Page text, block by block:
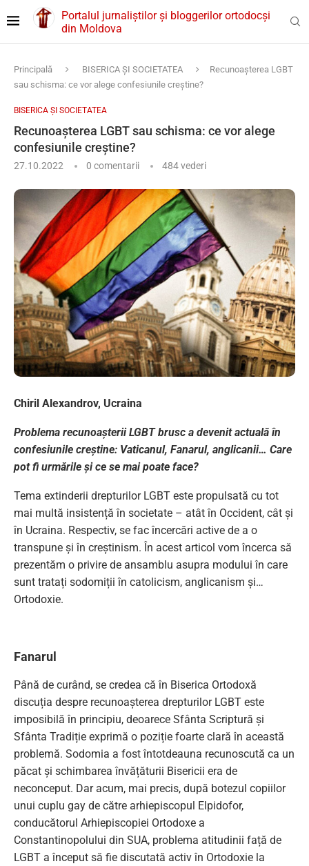
Portalul jurnaliștilor și bloggerilor ortodocși
din Moldova
Principală BISERICA ȘI SOCIETATEA
Recunoașterea LGBT
sau schisma: ce vor alege confesiunile creștine?
BISERICA ȘI SOCIETATEA
Recunoașterea LGBT sau schisma: ce vor alege
confesiunile creștine?
27.10.2022 0 comentarii 484vederi
Chiril Alexandrov, Ucraina
Problema recunoașterii LGBT brusc a devenit actuală în
confesiunile creștine: Vaticanul, Fanarul, anglicanii… Care
pot fi urmările și ce se mai poate face?
Tema extinderii drepturilor LGBT este propulsată cu tot
mai multă insistență în societate – atât în ​​Occident, cât și
în Ucraina. Respectiv, se fac încercări active de a o
transpune și în creștinism. În acest articol vom încerca să
prezentăm o privire de ansamblu asupra modului în care
sunt tratați sodomiții în catolicism, anglicanism și…
Ortodoxie.
Fanarul
Până de curând, se credea că în Biserica Ortodoxă
discuția despre recunoașterea drepturilor LGBT este
imposibilă în principiu, deoarece Sfânta Scriptură și
Sfânta Tradiție exprimă o poziție foarte clară în această
problemă. Sodomia a fost întotdeauna recunoscută ca un
păcat și schimbarea învățăturii Bisericii era de
neconceput. Dar acum, mai precis, după botezul copiilor
unui cuplu gay de către arhiepiscopul Elpidofor,
conducătorul Arhiepiscopiei Ortodoxe a
Constantinopolului din SUA, problema atitudinii față de
LGBT a început să fie discutată activ în Ortodoxie la